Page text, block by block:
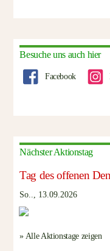
Besuche uns auch hier
Facebook
Nächster Aktionstag
Tag des offenen
So.., 13.09.2026
» Alle Aktionstage zeigen